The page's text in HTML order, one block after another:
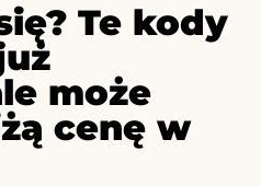
Te kody
może
cenę w